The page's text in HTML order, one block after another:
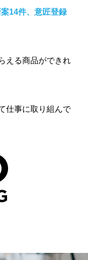
案14件、意匠登録
える商品ができれ
仕事に取り組んで